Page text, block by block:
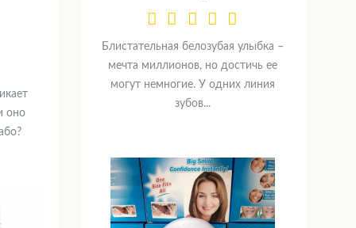
оно
Блистательная белозубая улыбка –
мечта миллионов, но достичь ее
могут немногие. У одних линия
зубов...